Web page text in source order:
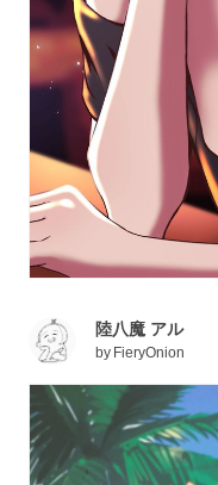
陸八魔 アル
by FieryOnion